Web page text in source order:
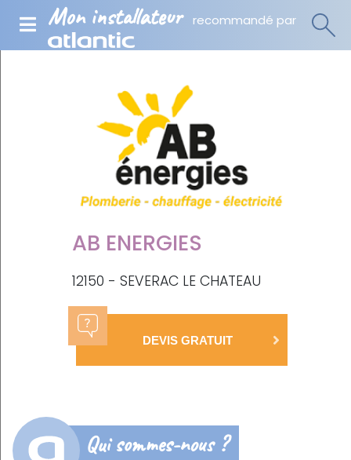
Mon installateur recommandé par
AB ENERGIES
12150 - SEVERAC LE CHATEAU
DEVIS GRATUIT
Qui sommes-nous ?